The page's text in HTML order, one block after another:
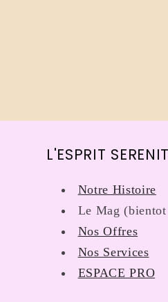
L'ESPRIT
Notre Histoire
Le Mag
Nos Offres
Nos Services
ESPACE PRO